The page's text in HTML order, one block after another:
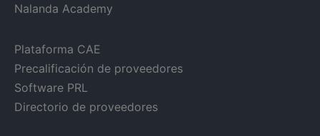
Nalanda Academy
Plataforma CAE
Precalificación de proveedores
Software PRL
Directorio de proveedores